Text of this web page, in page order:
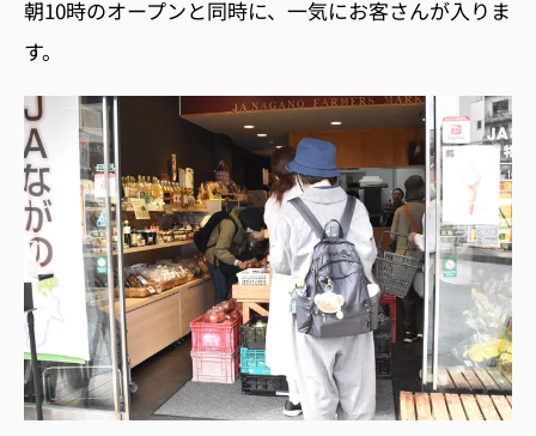
朝10時のオープンと同時に、一気にお客さんが入りま
す。